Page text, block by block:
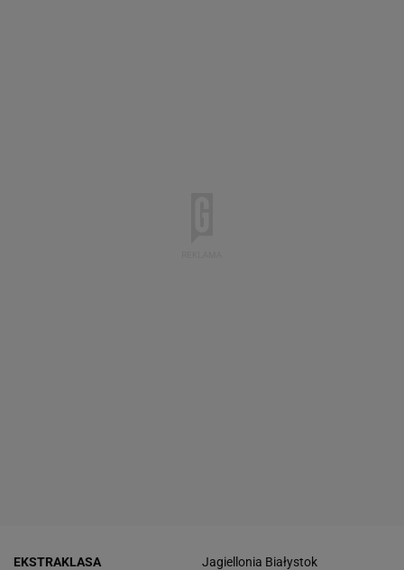
EKSTRAKLASA Jagiellonia Białystok